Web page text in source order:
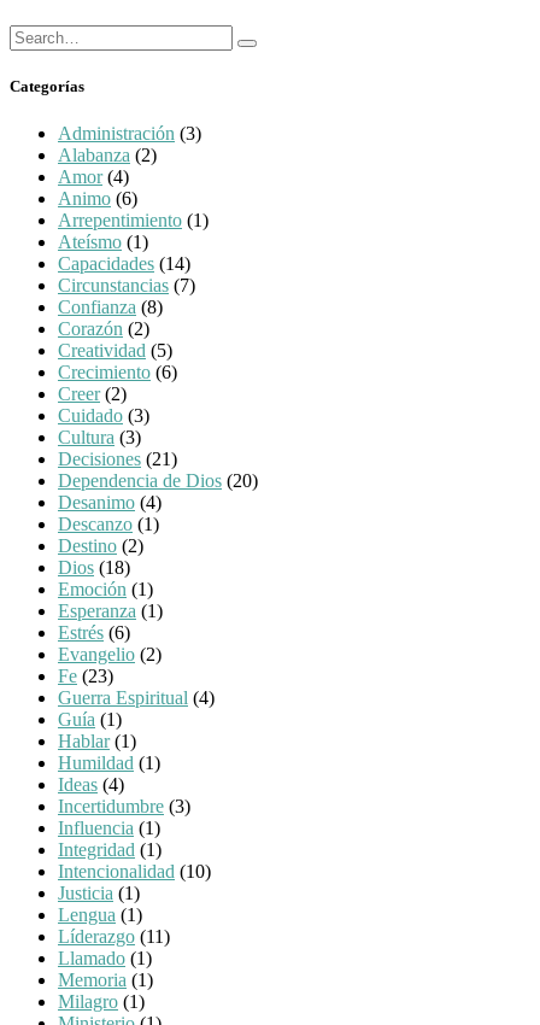
Búsqueda
para:
Buscar
Categorías
Administración (3)
Alabanza (2)
Amor(4)
Animo (6)
Arrepentimiento (1)
Ateísmo (1)
Capacidades (14)
Circunstancias (7)
Confianza (8)
Corazón (2)
Creatividad (5)
Crecimiento (6)
Creer(2)
Cuidado (3)
Cultura (3)
Decisiones (21)
Dependencia de Dios (20)
Desanimo (4)
Descanzo (1)
Destino (2)
Dios (18)
Emoción (1)
Esperanza (1)
Estrés (6)
Evangelio (2)
Fe (23)
Guerra Espiritual (4)
Guía (1)
Hablar(1)
Humildad (1)
Ideas (4)
Incertidumbre (3)
Influencia (1)
Integridad (1)
Intencionalidad (10)
Justicia (1)
Lengua (1)
Líderazgo (11)
Llamado (1)
Memoria (1)
Milagro (1)